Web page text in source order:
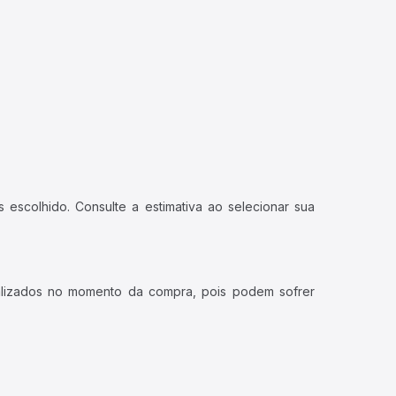
Consulte a estimativa ao selecionar sua
no momento da compra, pois podem sofrer